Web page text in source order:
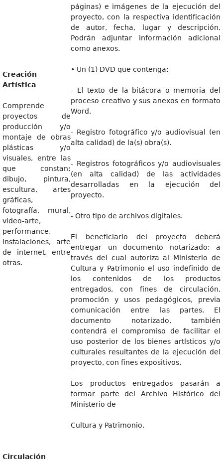
Creación
Artística
Comprende
proyectos de
producción y/o
montaje de obras
plásticas y/o
visuales, entre las
que constan:
dibujo, pintura,
escultura, artes
gráficas,
fotografía, mural,
video-arte,
performance,
instalaciones, arte
de internet, entre
otras.
páginas) e imágenes de la ejecución del
proyecto, con la respectiva identificación
de autor, fecha, lugar y descripción.
Podrán adjuntar información adicional
como anexos.
• Un (1) DVD que contenga:
- El texto de la bitácora o memoria del
proceso creativo y sus anexos en formato
Word.
- Registro fotográfico y/o audiovisual (en
alta calidad) de la(s) obra(s).
- Registros fotográficos y/o audiovisuales
(en alta calidad) de las actividades
desarrolladas en la ejecución del
proyecto.
- Otro tipo de archivos digitales.
El beneficiario del proyecto deberá
entregar un documento notarizado; a
través del cual autoriza al Ministerio de
Cultura y Patrimonio el uso indefinido de
los contenidos de los productos
entregados, con fines de circulación,
promoción y usos pedagógicos, previa
comunicación entre las partes. El
documento notarizado, también
contendrá el compromiso de facilitar el
uso posterior de los bienes artísticos y/o
culturales resultantes de la ejecución del
proyecto, con fines expositivos.
Los productos entregados pasarán a
formar parte del Archivo Histórico del
Ministerio de
Cultura y Patrimonio.
Circulación